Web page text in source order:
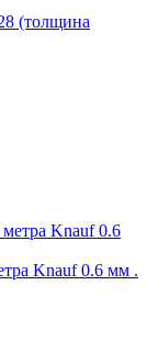
(толщина
Knauf 0.6 мм .